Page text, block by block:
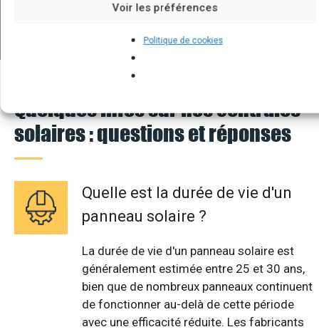
Voir les préférences
Politique de cookies
Quelques infos sur nos centrales
solaires : questions et réponses
Quelle est la durée de vie d'un
panneau solaire ?
La durée de vie d'un panneau solaire est
généralement estimée entre 25 et 30 ans,
bien que de nombreux panneaux continuent
de fonctionner au-delà de cette période
avec une efficacité réduite. Les fabricants